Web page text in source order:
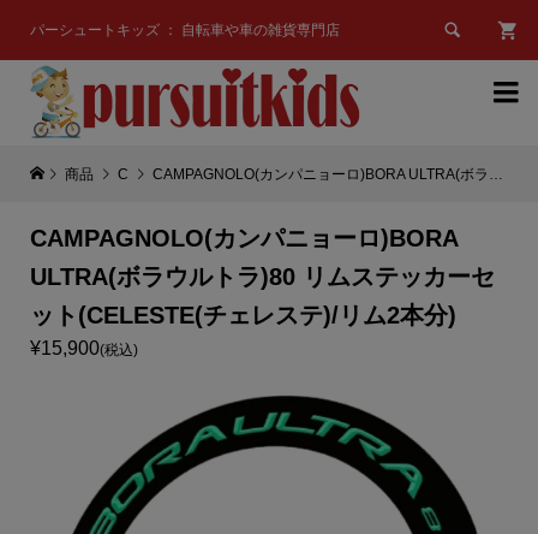
パーシュートキッズ ： 自転車や車の雑貨専門店 

商品 C CAMPAGNOLO(カンパニョーロ)BORA ULTRA(ボラウルトラ)80 リムステッカーセット(CELESTE(チェレステ)/リム2本分)
CAMPAGNOLO(カンパニョーロ)BORA
ULTRA(ボラウルトラ)80 リムステッカーセ
ット(CELESTE(チェレステ)/リム2本分)
¥15,900(税込)